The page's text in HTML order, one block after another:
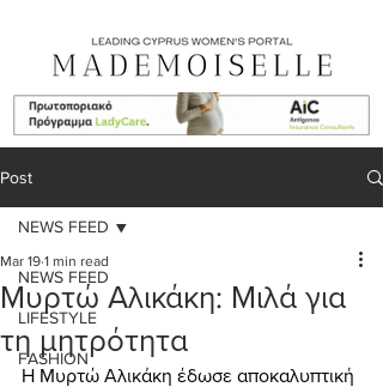
Post
NEWS FEED
LIFESTYLE
FASHION
NEWS FEED
Μυρτώ Αλικάκη: Μιλά για
τη μητρότητα
Mar 19 1 min read
Η Μυρτώ Αλικάκη έδωσε αποκαλυπτική